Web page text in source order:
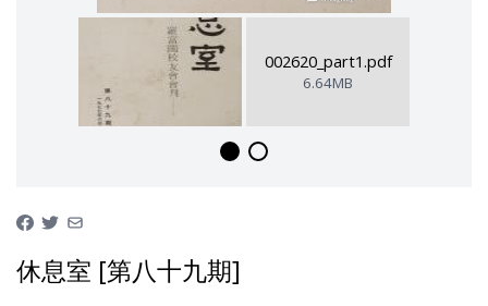
002620_part1.pdf
6.64MB
休息室 [第八十九期]